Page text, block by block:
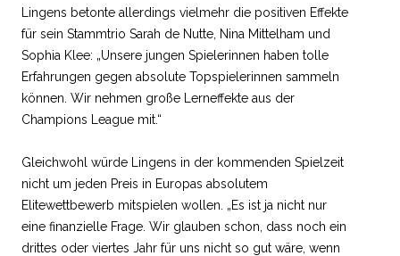
Lingens betonte allerdings vielmehr die positiven Effekte
für sein Stammtrio Sarah de Nutte, Nina Mittelham und
Sophia Klee: „Unsere jungen Spielerinnen haben tolle
Erfahrungen gegen absolute Topspielerinnen sammeln
können. Wir nehmen große Lerneffekte aus der
Champions League mit.“
Gleichwohl würde Lingens in der kommenden Spielzeit
nicht um jeden Preis in Europas absolutem
Elitewettbewerb mitspielen wollen. „Es ist ja nicht nur
eine finanzielle Frage. Wir glauben schon, dass noch ein
drittes oder viertes Jahr für uns nicht so gut wäre, wenn